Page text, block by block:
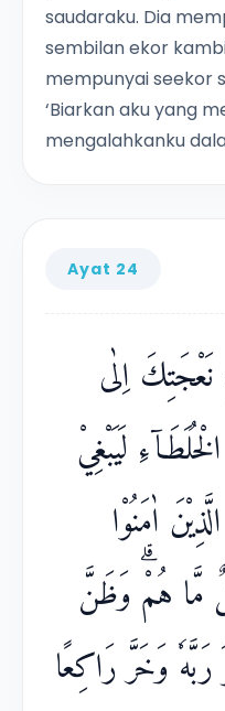
saudaraku. Dia
sembilan ekor
mempunyai seekor
‘Biarkan aku yang
mengalahkanku
Ayat 24
اِلٰى
لَيَبْغِيْ
اٰمَنُوْا
مَّا هُمْۗ وَظَنَّ
رَبَّهٗ وَخَرَّ رَاكِعًا